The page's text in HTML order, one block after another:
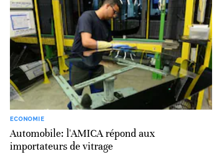
ECONOMIE
Automobile: l'AMICA répond aux
importateurs de vitrage